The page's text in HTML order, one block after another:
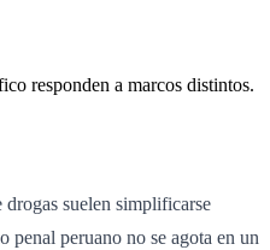
responden a marcos distintos.
drogas suelen simplificarse
penal peruano no se agota en un